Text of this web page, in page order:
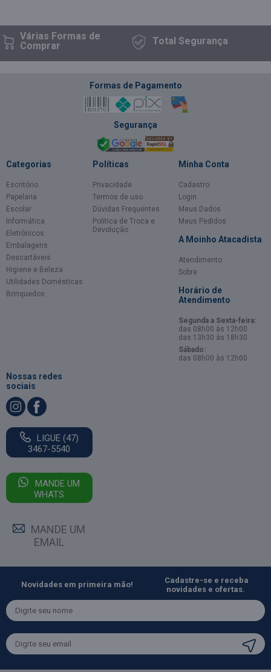
Várias Formasde
Comprar
TotalSegurança
Formas de Pagamento
Segurança
Categorias
Escritório
Papelaria
Escolar
Informática
Eletrônicos
Embalagens
Descartáveis
Higiene e Beleza
Utilidades Domésticas
Brinquedos
Políticas
Privacidade
Termos de uso
Dúvidas Frequentes
Política de Troca e
Devolução
Minha Conta
Cadastro
Login
Meus Dados
Meus Pedidos
A Moinho Atacadista
Atendimento
Sobre
Horário de
Atendimento
Segunda a Sexta-feira:
das 08h00 às 12h00
das 13h30 às 18h30
Sábado:
das 08h00 às 12h00
Nossas redes
sociais
LIGUE (47)
3467-5540
MANDE UM
WHATS
MANDE UM
EMAIL
Novidades em primeira mão!
Cadastre-se e receba
novidades e ofertas.